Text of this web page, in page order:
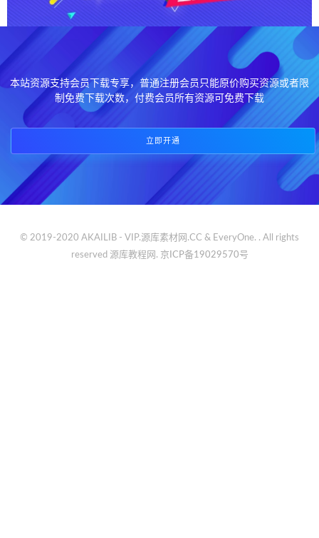
本站资源支持会员下载专享，普通注册会员只能原价购买资源或者限
制免费下载次数，付费会员所有资源可免费下载
立即开通
© 2019-2020 AKAILIB - VIP.源库素材网.CC & EveryOne. . All rights
reserved 源库教程网. 京ICP备19029570号